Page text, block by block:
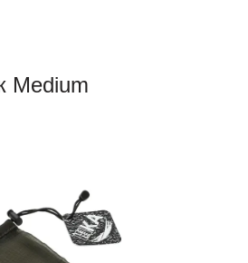
Medium